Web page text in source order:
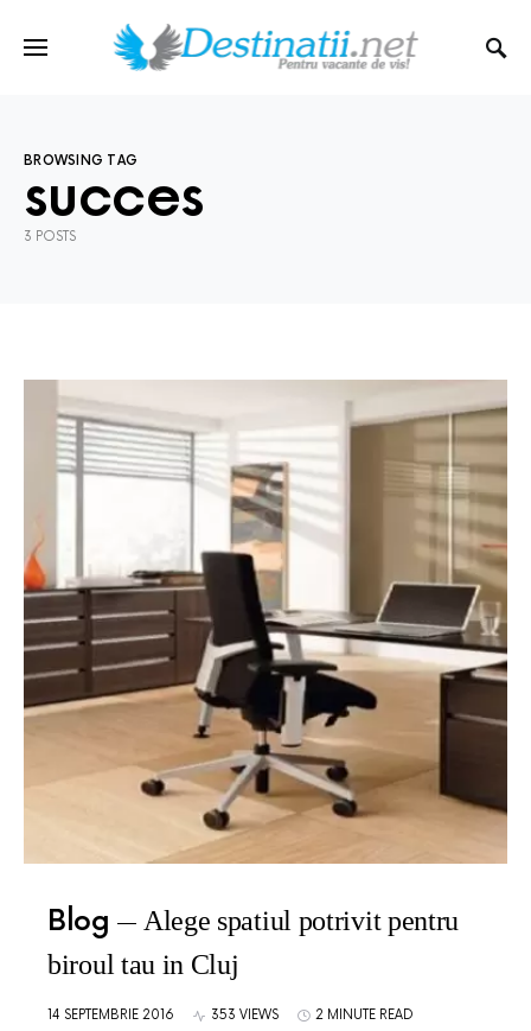
BROWSING TAG
succes
3 POSTS
Blog
Alege spatiul potrivit pentru
biroul tau in Cluj
14 SEPTEMBRIE 2016 353 VIEWS 2 MINUTE READ